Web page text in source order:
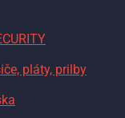
pláty, prilby